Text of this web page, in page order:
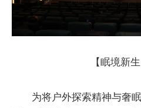
【眠境新
为将户外探索精神与奢